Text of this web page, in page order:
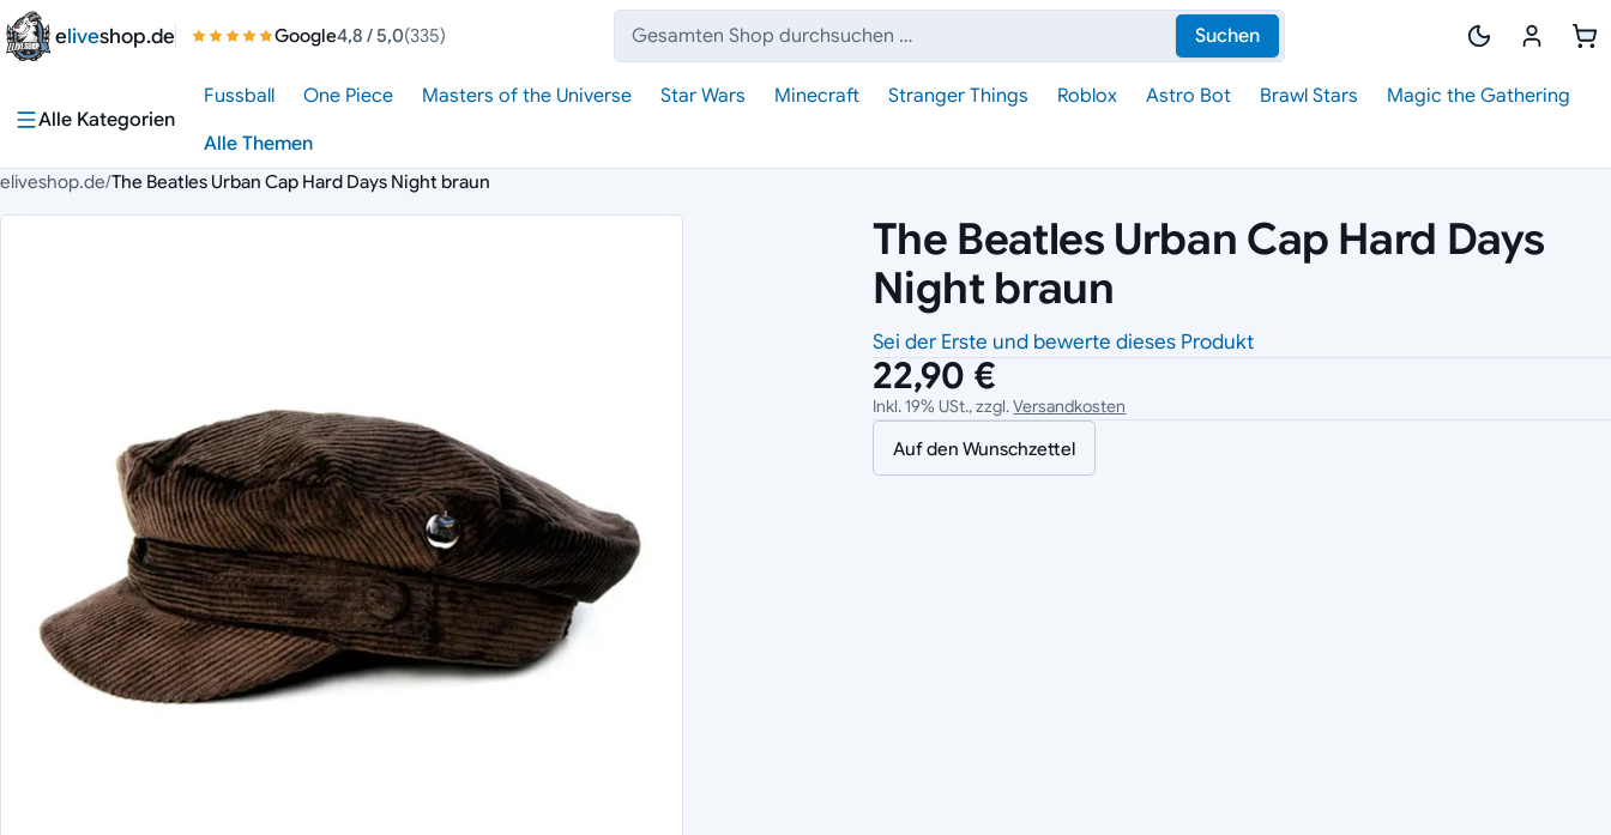
Zum Inhalt springen
eliveshop.de Google4,8 / 5,0(335)
Suche:
Suchen
Alle Kategorien
Fussball One Piece Masters of the Universe Star Wars Minecraft Stranger Things Roblox Astro Bot Brawl Stars
Magic the Gathering
Alle Themen
eliveshop.de/The Beatles Urban Cap Hard Days Night braun
The Beatles Urban Cap Hard Days
Night braun
Sei der Erste und bewerte dieses Produkt
22,90 €
Inkl. 19% USt., zzgl.Versandkosten
Auf den Wunschzettel